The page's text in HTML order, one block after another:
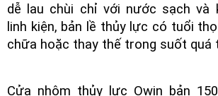
dễ lau chùi chỉ với nước sạch và
linh kiện, bản lề thủy lực có tuổi
chữa hoặc thay thế trong suốt quá
Cửa nhôm thủy lực Owin bản